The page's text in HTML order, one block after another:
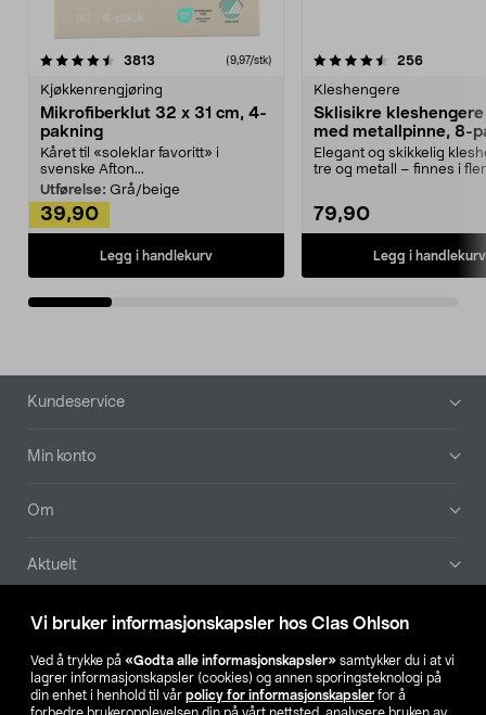
Vi bruker informasjonskapsler hos Clas Ohlson
Ved å trykke på «Godta alle informasjonskapsler» samtykker du i at vi
lagrer informasjonskapsler (cookies) og annen sporingsteknologi på
din enhet i henhold til vår policy for informasjonskapsler for å
3813 anmeldelser(9,97/stk)
Kjøkkenrengjøring
Mikrofiberklut 32 x 31 cm, 4-
pakning
Kåret til «soleklar favoritt» i
svenske Afton...
Utførelse: Grå/beige
39,90
Legg i handlekurv
4.5av 5 stjerner 256
Kleshengere
Sklisikre
med metallpinne, 8-
Elegant og skikkelig
tre og metall – finnes i
79,90
Legg i handlekurv
4.5av 5 stjerner
Bunntekst
Kundeservice
Min konto
Om
Aktuelt
Våre selskaper
Finn din butikk